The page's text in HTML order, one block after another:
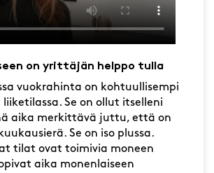
on yrittäjän helppo tulla
vuokrahinta on kohtuullisempi
liiketilassa. Se on ollut itselleni
aika merkittävä juttu, että on
Se on iso plussa.
tilat ovat toimivia moneen
aika monenlaiseen